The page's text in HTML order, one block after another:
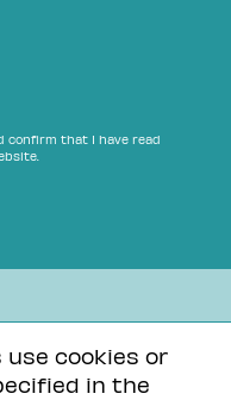
cookies or
in the
confirm that I have read